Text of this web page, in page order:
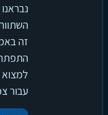
זה
עבור